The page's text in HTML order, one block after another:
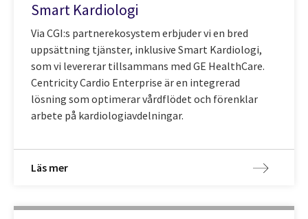
Smart Kardiologi
Via CGI:s partnerekosystem erbjuder vi en bred
uppsättning tjänster, inklusive Smart Kardiologi,
som vi levererar tillsammans med GE HealthCare.
Centricity Cardio Enterprise är en integrerad
lösning som optimerar vårdflödet och förenklar
arbete på kardiologiavdelningar.
Läs mer